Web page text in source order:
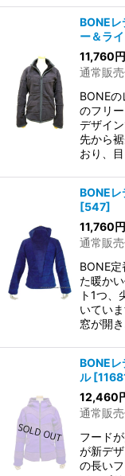
BONE
ー＆ラ
11,760円
通常販
BONE
のフリ
デザイ
先から
おり、
BONE
[547]
11,760円
通常販
BONE
た暖か
ト1つ
いてい
窓が開
BONE
ル [
12,460
通常販
フード
が新デ
の長い